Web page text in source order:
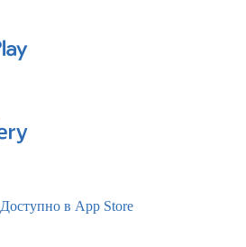
Доступно в App Store